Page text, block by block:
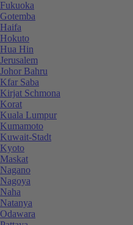
Fukuoka
Gotemba
Haifa
Hokuto
Hua Hin
Jerusalem
Johor Bahru
Kfar Saba
Kirjat Schmona
Korat
Kuala Lumpur
Kumamoto
Kuwait-Stadt
Kyoto
Maskat
Nagano
Nagoya
Naha
Natanya
Odawara